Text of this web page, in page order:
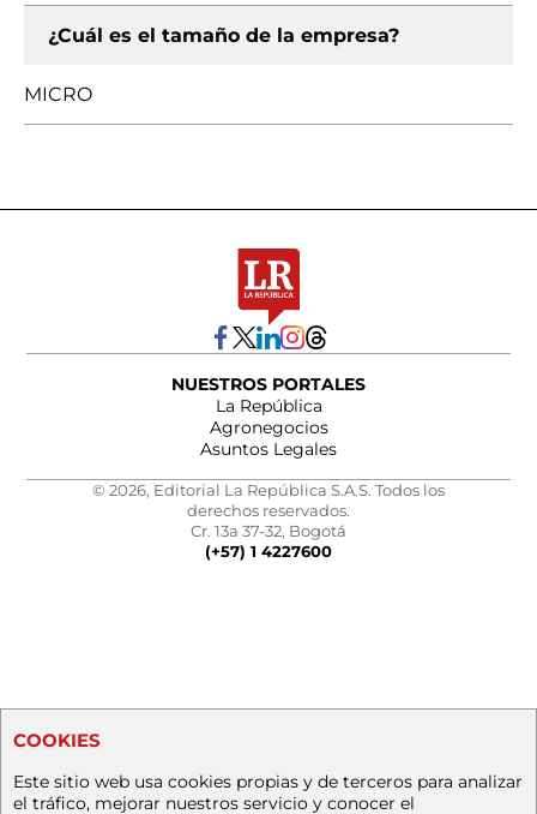
¿Cuál es el tamaño de la empresa?
MICRO
NUESTROS PORTALES
La República
Agronegocios
Asuntos Legales
© 2026, Editorial La República S.A.S. Todos los
derechos reservados.
Cr. 13a 37-32, Bogotá
(+57) 1 4227600
COOKIES
Este sitio web usa cookies propias y de terceros para analizar
el tráfico, mejorar nuestros servicio y conocer el